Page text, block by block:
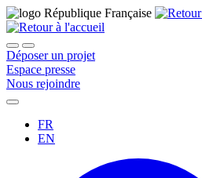
Déposer un projet
Espace presse
Nous rejoindre
FR
EN